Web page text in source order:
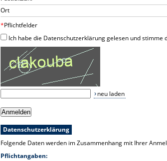
Ort
*Pflichtfelder
Ich habe die Datenschutzerklärung gelesen und stimme
neu laden
Datenschutzerklärung
Folgende Daten werden im Zusammenhang mit Ihrer
Pflichtangaben: